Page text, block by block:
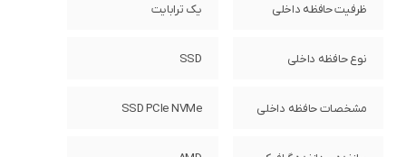
ظرفیت حافظه داخلی یک ترابایت
نوع حافظه داخلی SSD
مشخصات حافظه داخلی SSD PCIe NVMe